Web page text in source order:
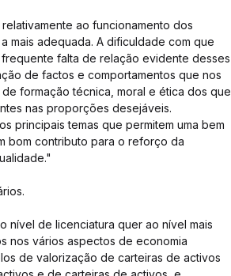
ao funcionamento dos
mais adequada. A dificuldade com que
falta de relação evidente desses
de factos e comportamentos que nos
formação técnica, moral e ética dos que
nas proporções desejáveis.
principais temas que permitem uma bem
bom contributo para o reforço da
nível de licenciatura quer ao nível mais
nos vários aspectos de economia
de valorização de carteiras de activos